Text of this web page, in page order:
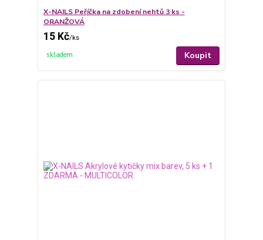
X-NAILS Peříčka na zdobení nehtů 3 ks -
ORANŽOVÁ
15 Kč/ks
skladem Koupit